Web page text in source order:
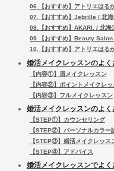
06.【おすすめ】アトリエはる
07.【おすすめ】Jebrille / 北海
08.【おすすめ】AKARI. / 北海
09.【おすすめ】Beauty Salon
10.【おすすめ】アトリエはる
婚活メイクレッスンのよく
【内容①】眉メイクレッスン
【内容②】ポイントメイクレッ
【内容③】フルメイクレッスン
婚活メイクレッスンのよく
【STEP①】カウンセリング
【STEP②】パーソナルカラー
【STEP③】婚活メイクレッス
【STEP④】アドバイス
婚活メイクレッスンでよく